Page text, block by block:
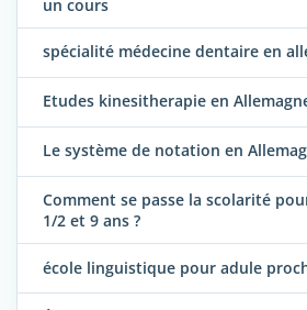
un cours
spécialité médecine dentaire en
Etudes kinesitherapie en
Le système de notation en
Comment se passe la scolarité
1/2 et 9 ans ?
école linguistique pour adule